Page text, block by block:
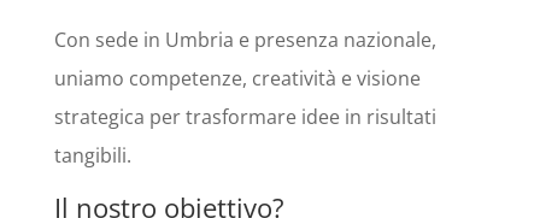
Con sede in Umbria e presenza nazionale,
uniamo competenze, creatività e visione
strategica per trasformare idee in risultati
tangibili.
Il nostro obiettivo?